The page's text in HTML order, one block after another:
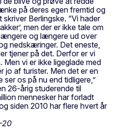
på deres egen fremtid og
Berlingske. “Vi hader
men der er ikke tale om
og længere ud over
nedskæringer. Det eneste,
tjener på det. Derfor er vi
Men vi er ikke ligeglade med
jo af turister. Men det er en
ser os på nu end tidligere,”
26-årig studerende til
mennesker har forladt
siden 2010 har flere hvert år
20